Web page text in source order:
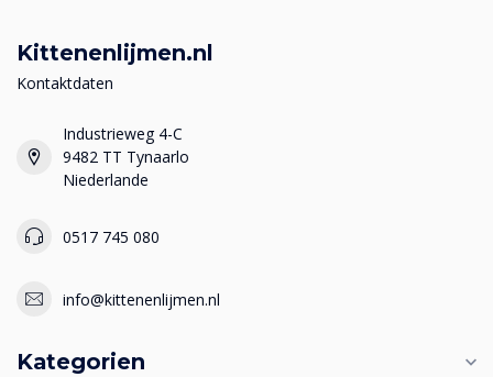
Kittenenlijmen.nl
Kontaktdaten
Industrieweg 4-C
9482 TT Tynaarlo
Niederlande
0517 745 080
info@kittenenlijmen.nl
Kategorien